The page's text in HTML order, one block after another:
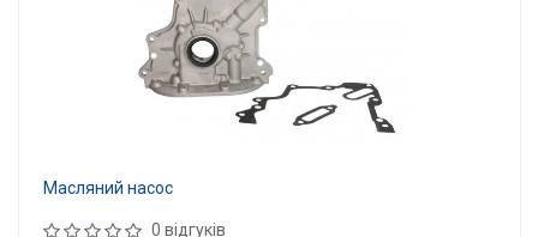
Масляний насос
0 відгуків